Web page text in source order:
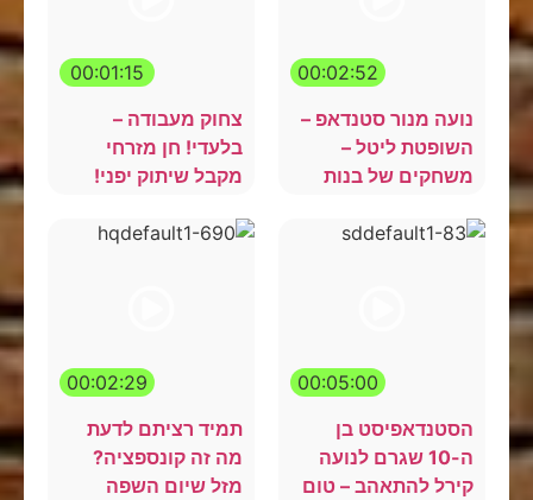
00:02:52
נועה מנור סטנדאפ –
השופטת ליטל –
משחקים של בנות
00:01:15
צחוק מעבודה –
בלעדי! חן מזרחי
מקבל שיתוק יפני!
00:05:00
הסטנדאפיסט בן
ה-10 שגרם לנועה
קירל להתאהב – טום
00:02:29
תמיד רציתם לדעת
מה זה קונספציה?
מזל שיום השפה